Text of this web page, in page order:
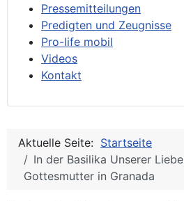
Pressemitteilungen
Predigten und Zeugnisse
Pro-life mobil
Videos
Kontakt
Aktuelle Seite: Startseite
In der Basilika Unserer
Gottesmutter in Granada